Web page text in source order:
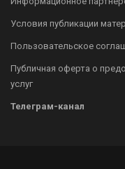
Условия публикации
Пользовательское
Публичная оферта о
услуг
Телеграм-канал